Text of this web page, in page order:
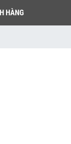
HÀNG